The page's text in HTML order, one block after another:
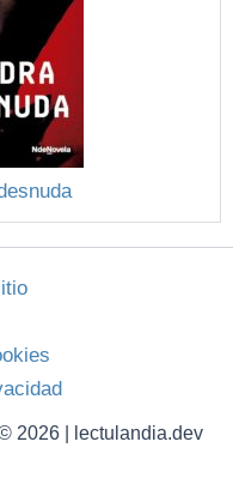
2026 | lectulandia.dev